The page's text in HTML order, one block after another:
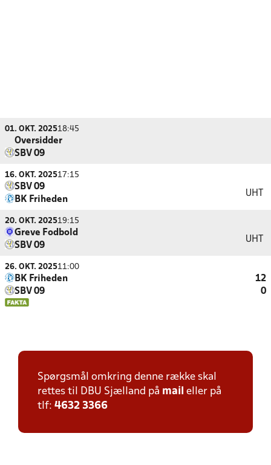
01. OKT. 202518:45
Oversidder
SBV 09
16. OKT. 202517:15
SBV 09
BK Friheden
UHT
20. OKT. 202519:15
Greve Fodbold
SBV 09
UHT
26. OKT. 202511:00
BK Friheden
12
SBV 09
0
Spørgsmål omkring denne række skal
rettes til DBU Sjælland på mail eller på
tlf: 4632 3366